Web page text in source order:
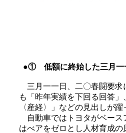
●① 低額に終始した三月一
三月一一日、二〇春闘要求
も「昨年実績を下回る回答
〈産経〉」などの見出しが躍
自動車ではトヨタがベース
はべアをゼロとし人材育成